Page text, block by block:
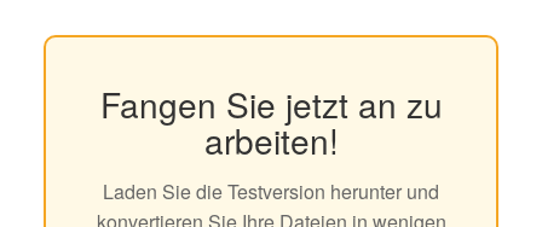
Fangen Sie jetzt an zu
arbeiten!
Laden Sie die Testversion herunter und